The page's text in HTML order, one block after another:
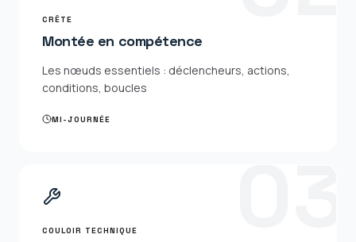
CRÊTE
Montée en compétence
Les nœuds essentiels : déclencheurs, actions,
conditions, boucles
MI-JOURNÉE
COULOIR TECHNIQUE